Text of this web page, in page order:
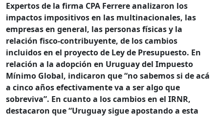
Expertos de la firma CPA Ferrere analizaron los
impactos impositivos en las multinacionales, las
empresas en general, las personas físicas y la
relación fisco-contribuyente, de los cambios
incluidos en el proyecto de Ley de Presupuesto. En
relación a la adopción en Uruguay del Impuesto
Mínimo Global, indicaron que “no sabemos si de acá
a cinco años efectivamente va a ser algo que
sobreviva”. En cuanto a los cambios en el IRNR,
destacaron que “Uruguay sigue apostando a esta